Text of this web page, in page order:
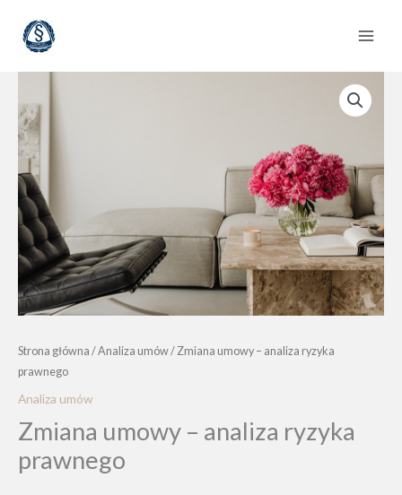
treści
Strona główna /Analiza umów/ Zmiana umowy – analiza ryzyka
prawnego
Analiza umów
Zmiana umowy – analiza ryzyka
prawnego